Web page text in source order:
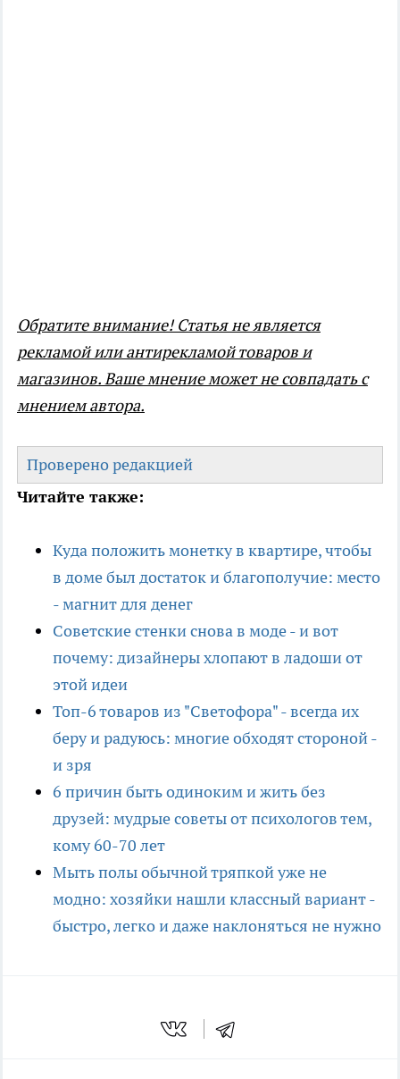
Обратите внимание! Статья не является
рекламой или антирекламой товаров и
магазинов. Ваше мнение может не совпадать с
мнением автора.
Проверено редакцией
Читайте также:
Куда положить монетку в квартире, чтобы
в доме был достаток и благополучие: место
- магнит для денег
Советские стенки снова в моде - и вот
почему: дизайнеры хлопают в ладоши от
этой идеи
Топ-6 товаров из "Светофора" - всегда их
беру и радуюсь: многие обходят стороной -
и зря
6 причин быть одиноким и жить без
друзей: мудрые советы от психологов тем,
кому 60-70 лет
Мыть полы обычной тряпкой уже не
модно: хозяйки нашли классный вариант -
быстро, легко и даже наклоняться не нужно